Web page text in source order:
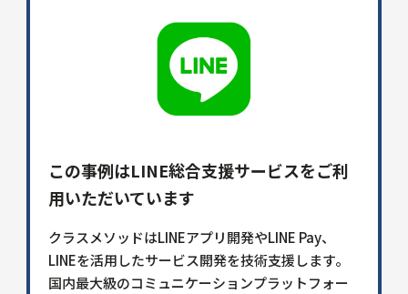
この事例はLINE総合支援サービスをご利
用いただいています
クラスメソッドはLINEアプリ開発やLINE Pay、
LINEを活用したサービス開発を技術支援します。
国内最大級のコミュニケーションプラットフォー